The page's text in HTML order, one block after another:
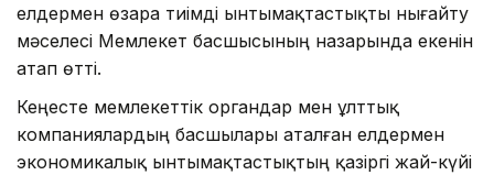
елдермен өзара тиімді ынтымақтастықты нығайту
мәселесі Мемлекет басшысының назарында екенін
атап өтті.
Кеңесте мемлекеттік органдар мен ұлттық
компаниялардың басшылары аталған елдермен
экономикалық ынтымақтастықтың қазіргі жай-күйі